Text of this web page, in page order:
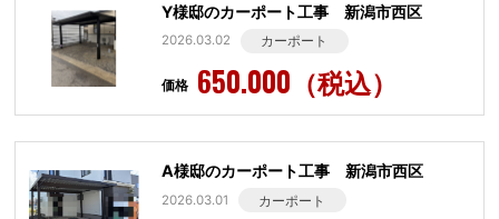
Y様邸のカーポート工事 新潟市西区
2026.03.02 カーポート
価格 650.000（税込）
A様邸のカーポート工事 新潟市西区
2026.03.01 カーポート